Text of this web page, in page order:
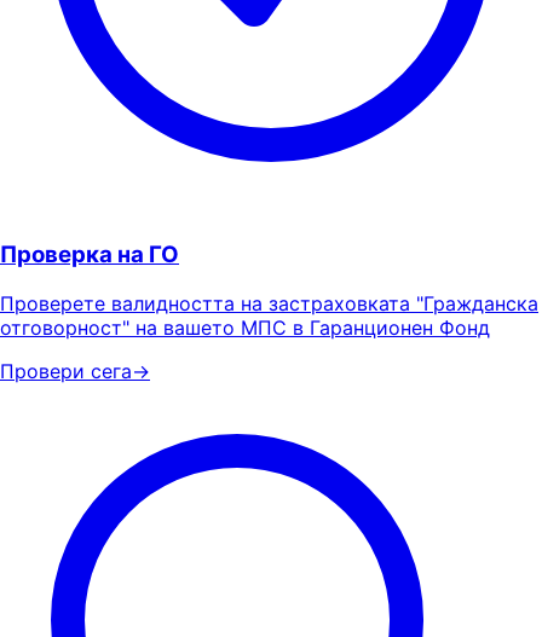
Проверка на ГО
Проверете валидността на застраховката "Гражданска
отговорност" на вашето МПС в Гаранционен Фонд
Провери сега→